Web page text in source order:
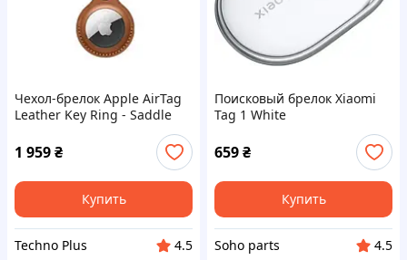
Чехол-брелок Apple AirTag
Leather Key Ring - Saddle
Brown MX4M2 для AirTag с
кольцом для ключей
1 959₴
Купить
Techno Plus
4.5
Поисковый брелок Xiaomi
Tag 1 White
659₴
Купить
Soho parts
4.5